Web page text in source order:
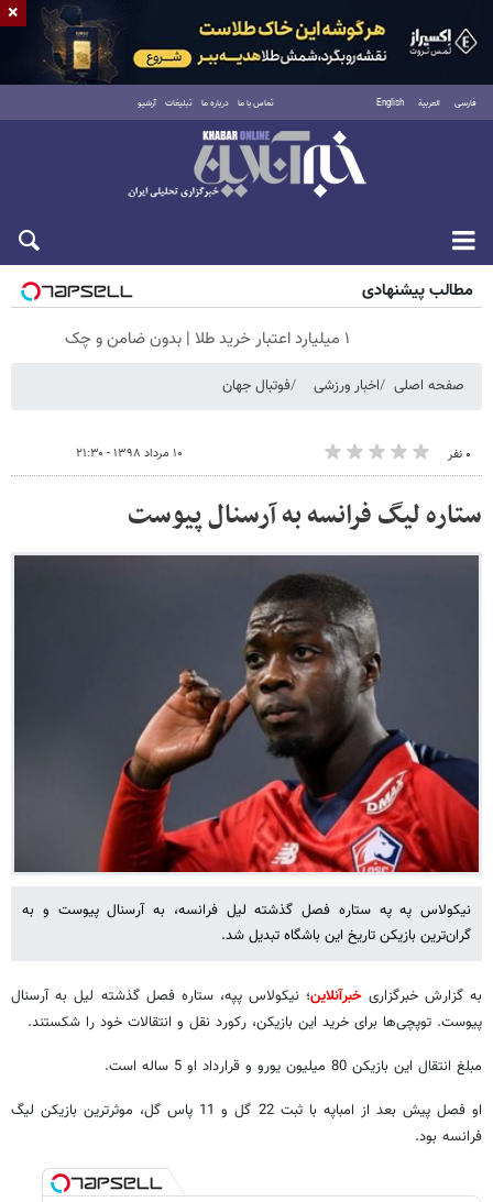
فارسی العربية English تماس با ما درباره ما تبلیغات آرشیو
شنبه ۱۷ مرداد ۱۴۰۵
مطالب پیشنهادی
۱ میلیارد اعتبار خرید طلا | بدون ضامن و چک
صفحه اصلی اخبار ورزشی فوتبال جهان
۰ نفر ۱۰ مرداد ۱۳۹۸ - ۲۱:۳۰
ستاره لیگ فرانسه به آرسنال پیوست
نیکولاس په په ستاره فصل گذشته لیل فرانسه، به آرسنال پیوست و به
گران‌ترین بازیکن تاریخ این باشگاه تبدیل شد.
به گزارش خبرگزاریخبرآنلاین؛ نیکولاس پپه، ستاره فصل گذشته لیل به آرسنال
پیوست. توپچی‌ها برای خرید این بازیکن، رکورد نقل و انتقالات خود را شکستند.
مبلغ انتقال این بازیکن 80 میلیون یورو و قرارداد او 5 ساله است.
او فصل پیش بعد از امباپه با ثبت 22 گل و 11 پاس گل، موثرترین بازیکن لیگ
فرانسه بود.
×